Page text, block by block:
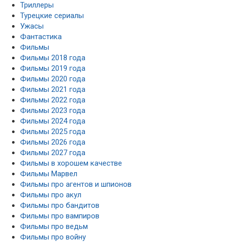
Триллеры
Турецкие сериалы
Ужасы
Фантастика
Фильмы
Фильмы 2018 года
Фильмы 2019 года
Фильмы 2020 года
Фильмы 2021 года
Фильмы 2022 года
Фильмы 2023 года
Фильмы 2024 года
Фильмы 2025 года
Фильмы 2026 года
Фильмы 2027 года
Фильмы в хорошем качестве
Фильмы Марвел
Фильмы про агентов и шпионов
Фильмы про акул
Фильмы про бандитов
Фильмы про вампиров
Фильмы про ведьм
Фильмы про войну